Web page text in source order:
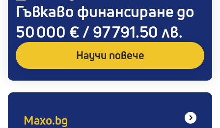
Гъвкаво финансиране до
50 000 € / 97 791.50 лв.
Научи повече
Maxo.bg